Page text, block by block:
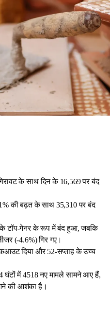
के साथ दिन के 16,569 पर बंद
की बढ़त के साथ 35,310 पर बंद
के टॉप-गेनर के रूप में बंद हुआ, जबकि
(-4.6%) गिर गए।
दिया और 52-सप्ताह के उच्च
घंटों में 4518 नए मामले सामने आए हैं,
की आशंका है।